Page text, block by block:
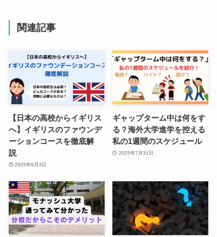
関連記事
【日本の高校からイギリス
へ】イギリスのファウンデ
ーションコースを徹底解
説
2025年9月3日
ギャップターム中は何をす
る？海外大学進学を控える
私の1週間のスケジュール
2025年7月31日